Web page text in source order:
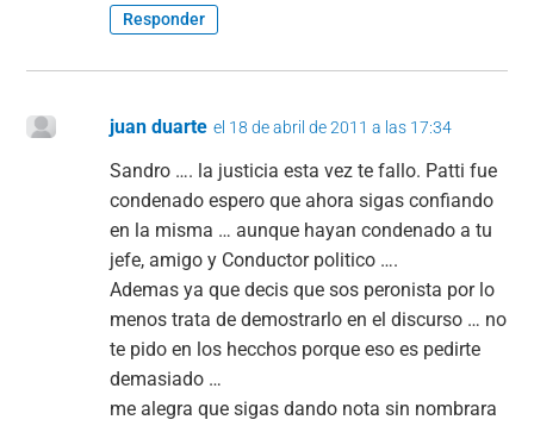
Responder
juan duarte el 18 de abril de 2011 a las 17:34
Sandro …. la justicia esta vez te fallo. Patti fue
condenado espero que ahora sigas confiando
en la misma … aunque hayan condenado a tu
jefe, amigo y Conductor politico ….
Ademas ya que decis que sos peronista por lo
menos trata de demostrarlo en el discurso … no
te pido en los hecchos porque eso es pedirte
demasiado …
me alegra que sigas dando nota sin nombrara